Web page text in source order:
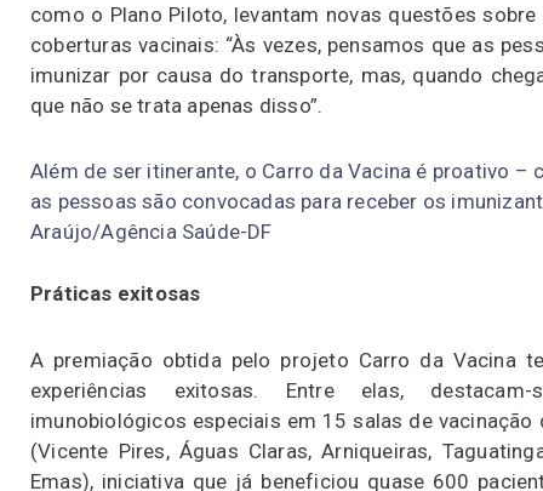
como o Plano Piloto, levantam novas questões
coberturas vacinais: “Às vezes, pensamos que as
imunizar por causa do transporte, mas, quando
que não se trata apenas disso”.
Além de ser itinerante, o Carro da Vacina é proativo –
as pessoas são convocadas para receber os
Araújo/Agência Saúde-DF
Práticas exitosas
A premiação obtida pelo projeto Carro da Vacina
experiências exitosas. Entre elas,
imunobiológicos especiais em 15 salas de vacinação
(Vicente Pires, Águas Claras, Arniqueiras,
Emas), iniciativa que já beneficiou quase 600